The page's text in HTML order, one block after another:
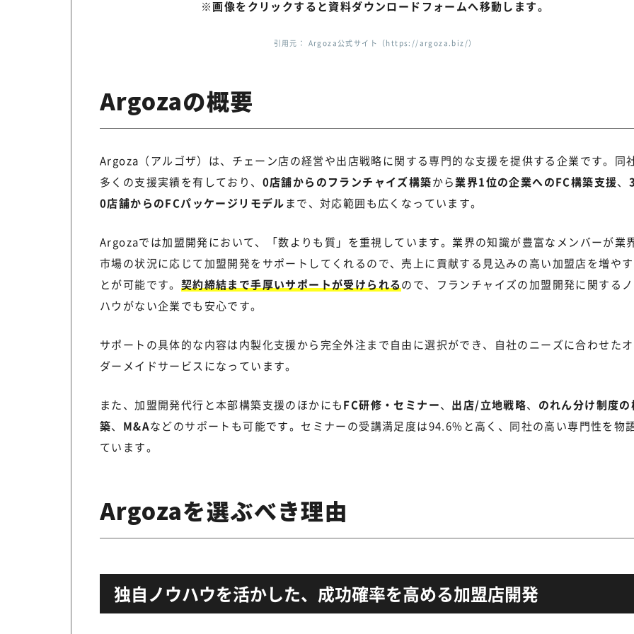
※画像をクリックすると資料ダウンロードフォームへ移動します。
引用元： Argoza公式サイト（https://argoza.biz/）
Argozaの概要
Argoza（アルゴザ）は、チェーン店の経営や出店戦略に関する専門的な支援を提供する企業です。同
多くの支援実績を有しており、 0店舗からのフランチャイズ構築から業界1位の企業へのFC構築支援、
0店舗からのFCパッケージリモデルまで、対応範囲も広くなっています。
Argozaでは加盟開発において、「数よりも質」を重視しています。業界の知識が豊富なメンバーが業
市場の状況に応じて加盟開発をサポートしてくれるので、売上に貢献する見込みの高い加盟店を増やす
とが可能です。 契約締結まで手厚いサポートが受けられるので、フランチャイズの加盟開発に関するノ
ハウがない企業でも安心です。
サポートの具体的な内容は内製化支援から完全外注まで自由に選択ができ、自社のニーズに合わせた
ダーメイドサービスになっています。
また、加盟開発代行と本部構築支援のほかにもFC研修・セミナー、 出店/立地戦略、 のれん分け制度の
築、 M&Aなどのサポートも可能です。セミナーの受講満足度は94.6%と高く、同社の高い専門性を物
ています。
Argozaを選ぶべき理由
独自ノウハウを活かした、成功確率を高める加盟店開発